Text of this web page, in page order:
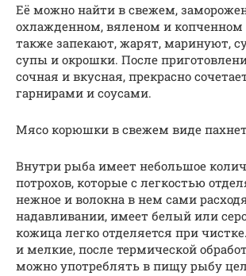
Её можно найти в свежем,
охлажденном, вяленом и копченном
также запекают, жарят, маринуют,
супы и окрошки. После
сочная и вкусная, прекрасно
гарнирами и соусами.
Мясо корюшки в свежем виде
Внутри рыба имеет небольшое
потрохов, которые с легкостью
нежное и волокна в нем сами
надавливании, имеет белый или
кожица легко отделяется при
и мелкие, после термической
можно употреблять в пищу рыбу